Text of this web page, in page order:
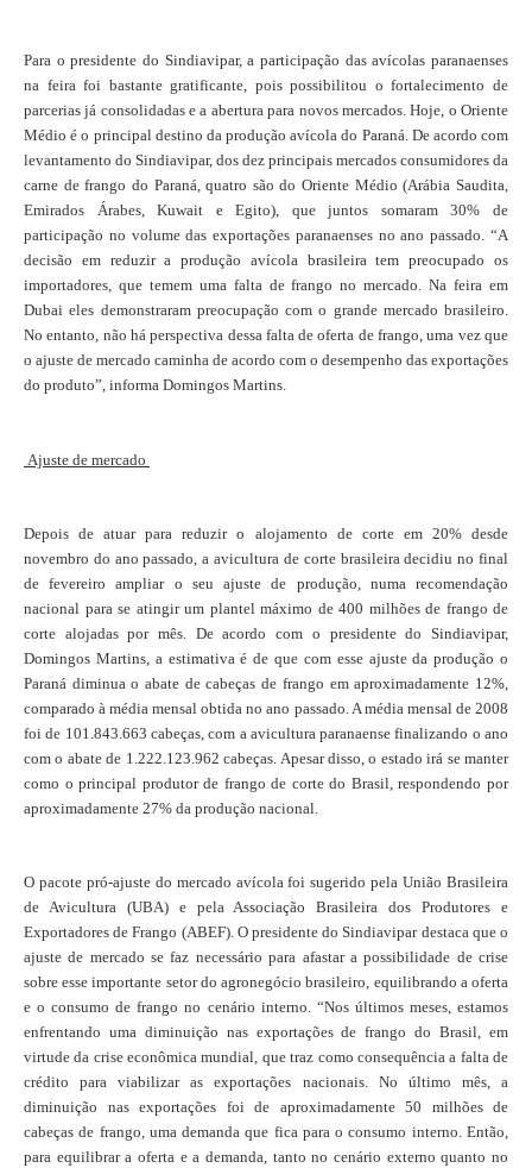
Para o presidente do Sindiavipar, a participação das avícolas paranaenses
na feira foi bastante gratificante, pois possibilitou o fortalecimento de
parcerias já consolidadas e a abertura para novos mercados. Hoje, o Oriente
Médio é o principal destino da produção avícola do Paraná. De acordo com
levantamento do Sindiavipar, dos dez principais mercados consumidores da
carne de frango do Paraná, quatro são do Oriente Médio (Arábia Saudita,
Emirados Árabes, Kuwait e Egito), que juntos somaram 30% de
participação no volume das exportações paranaenses no ano passado. “A
decisão em reduzir a produção avícola brasileira tem preocupado os
importadores, que temem uma falta de frango no mercado. Na feira em
Dubai eles demonstraram preocupação com o grande mercado brasileiro.
No entanto, não há perspectiva dessa falta de oferta de frango, uma vez que
o ajuste de mercado caminha de acordo com o desempenho das exportações
do produto”, informa Domingos Martins.
Ajuste de mercado
Depois de atuar para reduzir o alojamento de corte em 20% desde
novembro do ano passado, a avicultura de corte brasileira decidiu no final
de fevereiro ampliar o seu ajuste de produção, numa recomendação
nacional para se atingir um plantel máximo de 400 milhões de frango de
corte alojadas por mês. De acordo com o presidente do Sindiavipar,
Domingos Martins, a estimativa é de que com esse ajuste da produção o
Paraná diminua o abate de cabeças de frango em aproximadamente 12%,
comparado à média mensal obtida no ano passado. A média mensal de 2008
foi de 101.843.663 cabeças, com a avicultura paranaense finalizando o ano
com o abate de 1.222.123.962 cabeças. Apesar disso, o estado irá se manter
como o principal produtor de frango de corte do Brasil, respondendo por
aproximadamente 27% da produção nacional.
O pacote pró-ajuste do mercado avícola foi sugerido pela União Brasileira
de Avicultura (UBA) e pela Associação Brasileira dos Produtores e
Exportadores de Frango (ABEF). O presidente do Sindiavipar destaca que o
ajuste de mercado se faz necessário para afastar a possibilidade de crise
sobre esse importante setor do agronegócio brasileiro, equilibrando a oferta
e o consumo de frango no cenário interno. “Nos últimos meses, estamos
enfrentando uma diminuição nas exportações de frango do Brasil, em
virtude da crise econômica mundial, que traz como consequência a falta de
crédito para viabilizar as exportações nacionais. No último mês, a
diminuição nas exportações foi de aproximadamente 50 milhões de
cabeças de frango, uma demanda que fica para o consumo interno. Então,
para equilibrar a oferta e a demanda, tanto no cenário externo quanto no